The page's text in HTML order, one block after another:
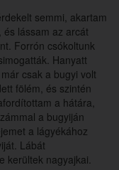
semmi, akartam
lássam az arcát
Forrón csókoltunk
Hanyatt
csak a bugyi volt
fölém, és szintén
a hátára,
a bugyiján
a lágyékához
Lábát
kerültek nagyajkai.